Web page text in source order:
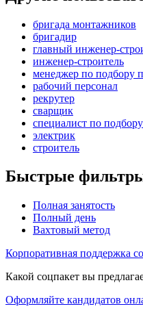
бригада монтажников
бригадир
главный инженер-
инженер-строитель
менеджер по подбору
рабочий персонал
рекрутер
сварщик
специалист по
электрик
строитель
Быстрые
Полная занятость
Полный день
Вахтовый метод
Корпоративная поддержка
Какой соцпакет вы
Оформляйте кандидатов